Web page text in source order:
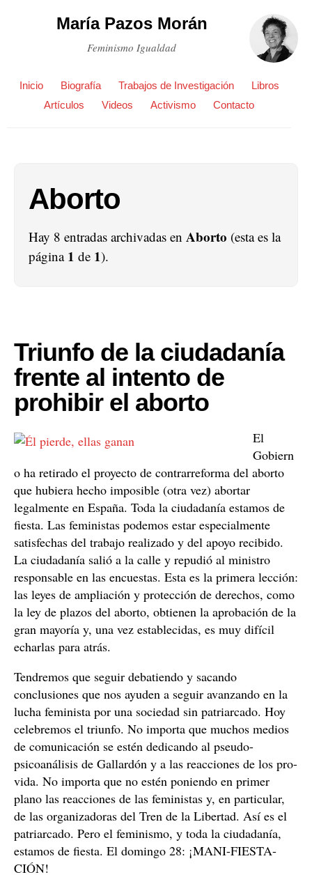
María Pazos Morán
Feminismo Igualdad
Inicio Biografía Trabajos de Investigación
Libros
Artículos
Videos Activismo Contacto
Aborto
Hay 8 entradas archivadas en Aborto (esta es la
página 1 de 1).
Triunfo de la ciudadanía
frente al intento de
prohibir el aborto
El
Gobiern
o ha retirado el proyecto de contrarreforma del aborto
que hubiera hecho imposible (otra vez) abortar
legalmente en España. Toda la ciudadanía estamos de
fiesta. Las feministas podemos estar especialmente
satisfechas del trabajo realizado y del apoyo recibido.
La ciudadanía salió a la calle y repudió al ministro
responsable en las encuestas. Esta es la primera lección:
las leyes de ampliación y protección de derechos, como
la ley de plazos del aborto, obtienen la aprobación de la
gran mayoría y, una vez establecidas, es muy difícil
echarlas para atrás.
Tendremos que seguir debatiendo y sacando
conclusiones que nos ayuden a seguir avanzando en la
lucha feminista por una sociedad sin patriarcado. Hoy
celebremos el triunfo. No importa que muchos medios
de comunicación se estén dedicando al pseudo-
psicoanálisis de Gallardón y a las reacciones de los pro-
vida. No importa que no estén poniendo en primer
plano las reacciones de las feministas y, en particular,
de las organizadoras del Tren de la Libertad. Así es el
patriarcado. Pero el feminismo, y toda la ciudadanía,
estamos de fiesta. El domingo 28: ¡MANI-FIESTA-
CIÓN!